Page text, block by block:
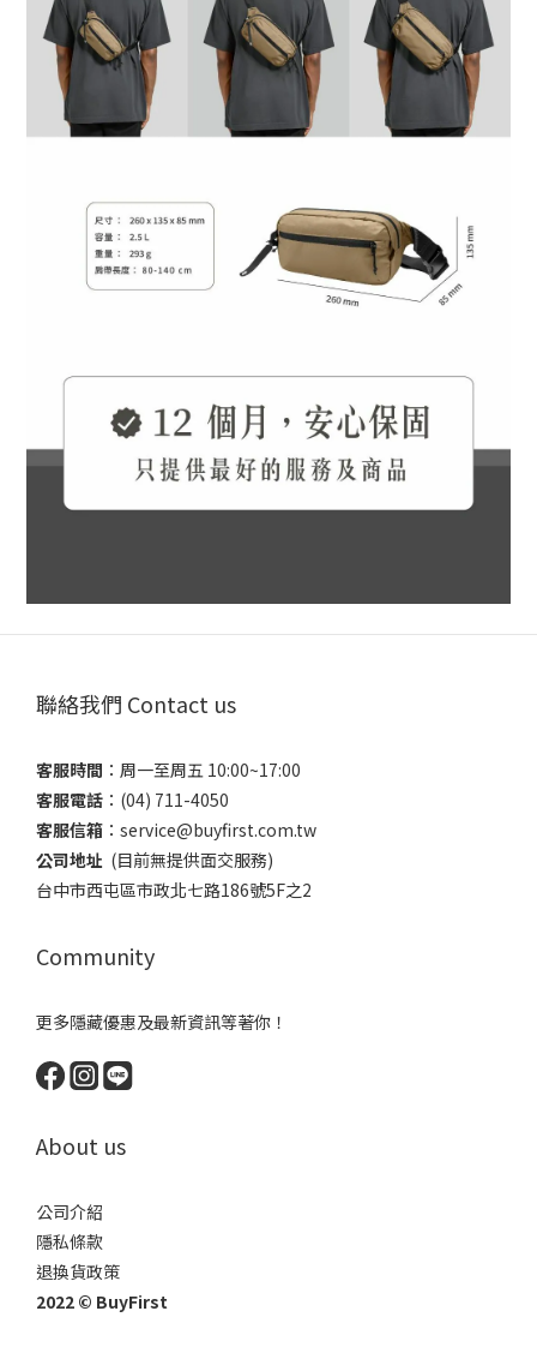
聯絡我們 Contact us
客服時間 ：​周一至周五 10:00~17:00
客服電話 ​：(04) 711-4050
客服信箱 ：​service@buyfirst.com.tw
公司地址 (目前無提供面交服務) ​
台中市西屯區市政北七路186號5F之2
Community
更多隱藏優惠及最新資訊等著你！
About us
公司介紹
隱私條款
退換貨政策
2022 © BuyFirst